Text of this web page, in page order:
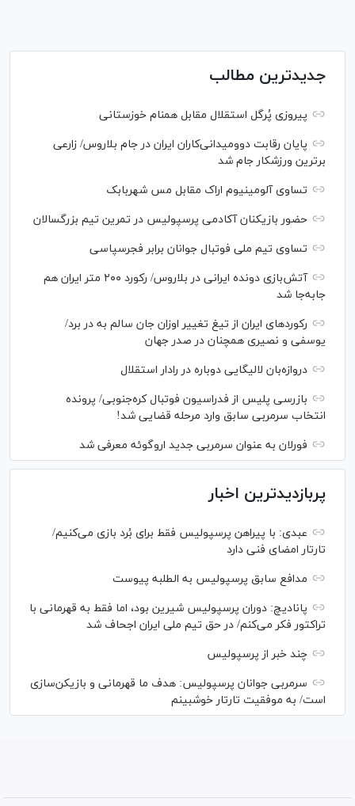
جدیدترین مطالب
پیروزی پُرگل استقلال مقابل همنام خوزستانی
پایان رقابت دوومیدانی‌کاران ایران در جام بلاروس/ زارعی
برترین ورزشکار جام شد
تساوی آلومینیوم اراک مقابل مس شهربابک
حضور بازیکنان آکادمی پرسپولیس در تمرین تیم بزرگسالان
تساوی تیم ملی فوتبال جوانان برابر فجرسپاسی
آتش‌بازی دونده ایرانی در بلاروس/ رکورد ۲۰۰ متر ایران هم
جابه‌جا شد
رکورد‌های ایران از تیغ تغییر اوزان جان سالم به در برد/
یوسفی و نصیری همچنان در صدر جهان
دروازه‌بان لالیگایی دوباره در رادار استقلال
بازرسی پلیس از فدراسیون فوتبال کره‌جنوبی/ پرونده
انتخاب سرمربی سابق وارد مرحله قضایی شد!
فورلان به عنوان سرمربی جدید اروگوئه معرفی شد
پربازدیدترین اخبار
عبدی: با پیراهن پرسپولیس فقط برای بُرد بازی می‌کنیم/
تارتار امضای فنی دارد
مدافع سابق پرسپولیس به الطلبه پیوست
پانادیچ: دوران پرسپولیس شیرین بود، اما فقط به قهرمانی با
تراکتور فکر می‌کنم/ در حق تیم ملی ایران اجحاف شد
چند خبر از پرسپولیس
سرمربی جوانان پرسپولیس: هدف ما قهرمانی و بازیکن‌سازی
است/ به موفقیت تارتار خوشبینم